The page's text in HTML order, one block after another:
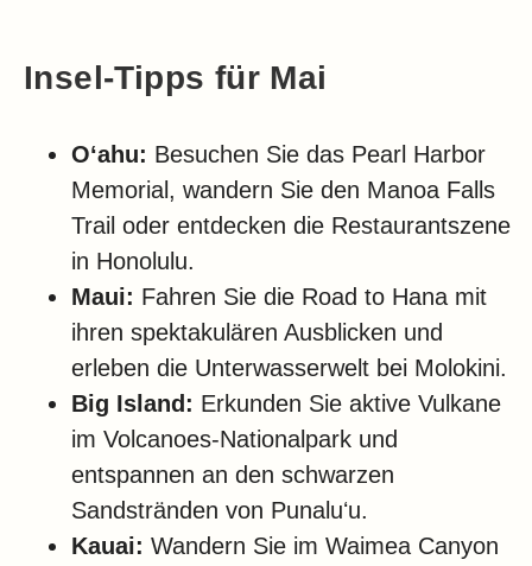
Insel-Tipps für Mai
Oʻahu: Besuchen Sie das Pearl Harbor
Memorial, wandern Sie den Manoa Falls
Trail oder entdecken die Restaurantszene
in Honolulu.
Maui: Fahren Sie die Road to Hana mit
ihren spektakulären Ausblicken und
erleben die Unterwasserwelt bei Molokini.
Big Island: Erkunden Sie aktive Vulkane
im Volcanoes-Nationalpark und
entspannen an den schwarzen
Sandstränden von Punaluʻu.
Kauai: Wandern Sie im Waimea Canyon